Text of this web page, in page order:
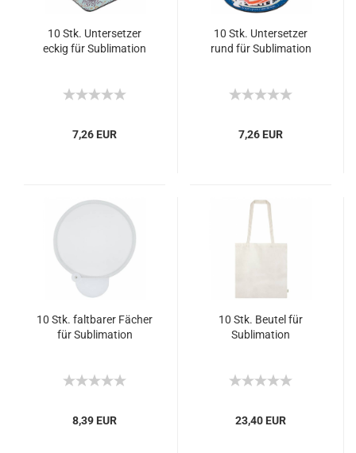
10 Stk. Untersetzer
eckig für Sublimation
7,26 EUR
10 Stk. Untersetzer
rund für Sublimation
7,26 EUR
10 Stk. faltbarer Fächer
für Sublimation
8,39 EUR
10 Stk. Beutel für
Sublimation
23,40 EUR